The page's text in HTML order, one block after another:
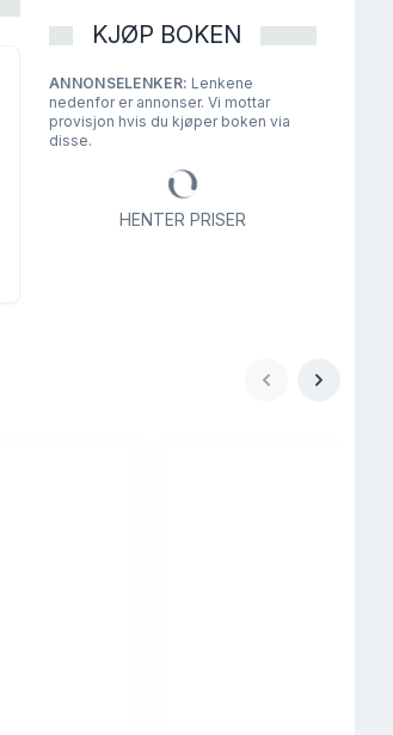
KJØP BOKEN
ANNONSELENKER: Lenkene
nedenfor er annonser. Vi mottar
provisjon hvis du kjøper boken via
disse.
HENTER PRISER